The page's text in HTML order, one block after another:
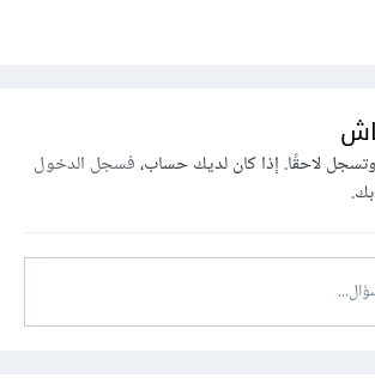
لاحقًا. إذا كان لديك حساب،فسجل الدخول